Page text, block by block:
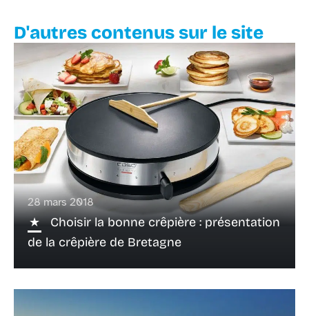
D'autres contenus sur le site
28 mars 2018
Choisir la bonne crêpière : présentation
de la crêpière de Bretagne